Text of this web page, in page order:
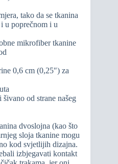
tako da se tkanina
u poprečnom i u
mikrofiber tkanine
0,6 cm (0,25″) za
od strane našeg
dvoslojna (kao što
sloja tkanine mogu
kod svjetlijih dizajna.
izbjegavati kontakt